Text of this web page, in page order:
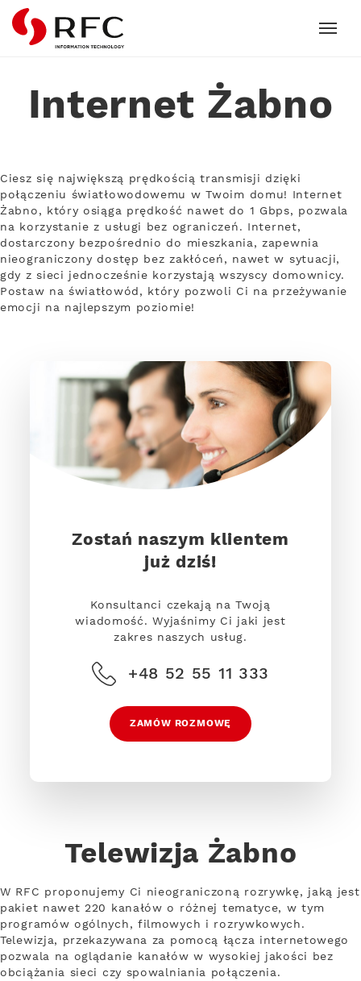
RFC
Internet Żabno
Ciesz się największą prędkością transmisji dzięki
połączeniu światłowodowemu w Twoim domu! Internet
Żabno, który osiąga prędkość nawet do 1 Gbps, pozwala
na korzystanie z usługi bez ograniczeń. Internet,
dostarczony bezpośrednio do mieszkania, zapewnia
nieograniczony dostęp bez zakłóceń, nawet w sytuacji,
gdy z sieci jednocześnie korzystają wszyscy domownicy.
Postaw na światłowód, który pozwoli Ci na przeżywanie
emocji na najlepszym poziomie!
Zostań naszym klientem
już dziś!
Konsultanci czekają na Twoją
wiadomość. Wyjaśnimy Ci jaki jest
zakres naszych usług.
+48 52 55 11 333
ZAMÓW ROZMOWĘ
Telewizja Żabno
W RFC proponujemy Ci nieograniczoną rozrywkę, jaką jest
pakiet nawet 220 kanałów o różnej tematyce, w tym
programów ogólnych, filmowych i rozrywkowych.
Telewizja, przekazywana za pomocą łącza internetowego
pozwala na oglądanie kanałów w wysokiej jakości bez
obciążania sieci czy spowalniania połączenia.